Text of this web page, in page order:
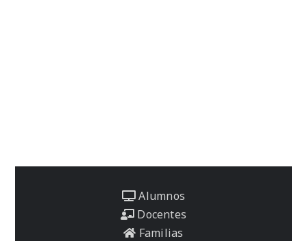
Alumnos
Docentes
Familias